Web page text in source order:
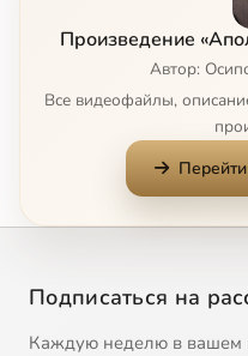
О Владимире
Основы
Основы
О свободе
Произведение
Автор:
Все видеофайлы,
Подписаться на
Каждую неделю в вашем